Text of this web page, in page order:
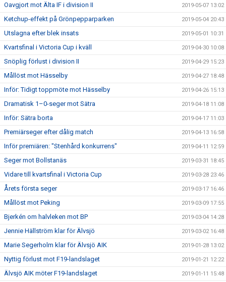
Oavgjort mot Älta IF i division II 2019-05-07 13:02
Ketchup-effekt på Grönpepparparken 2019-05-04 20:43
Utslagna efter blek insats 2019-05-01 10:31
Kvartsfinal i Victoria Cup i kväll 2019-04-30 10:08
Snöplig förlust i division II 2019-04-29 15:23
Mållöst mot Hässelby 2019-04-27 18:48
Inför: Tidigt toppmöte mot Hässelby 2019-04-26 15:13
Dramatisk 1–0-seger mot Sätra 2019-04-18 11:08
Inför: Sätra borta 2019-04-17 11:03
Premiärseger efter dålig match 2019-04-13 16:58
Inför premiären: "Stenhård konkurrens" 2019-04-11 12:59
Seger mot Bollstanäs 2019-03-31 18:45
Vidare till kvartsfinal i Victoria Cup 2019-03-28 23:46
Årets första seger 2019-03-17 16:46
Mållöst mot Peking 2019-03-09 17:55
Bjerkén om halvleken mot BP 2019-03-04 14:28
Jennie Hällström klar för Älvsjö 2019-03-02 16:48
Marie Segerholm klar för Älvsjö AIK 2019-01-28 13:02
Nyttig förlust mot F19-landslaget 2019-01-21 12:22
Älvsjö AIK möter F19-landslaget 2019-01-11 15:48